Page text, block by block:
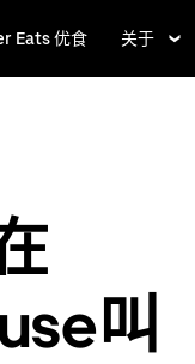
Eats 优食 关于
叫